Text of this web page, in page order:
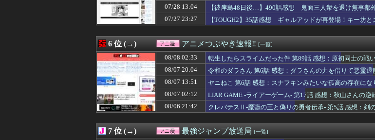
08/08 09:00
【画像】悪いプリキュア「2万でどう？」
08/08 09:00
【ポケモン】ナンジャモってめちゃくちゃヱロくて可愛いよな
【ラブライブ！】【祝】優木せつ菜ちゃん、誕生日【虹ヶ咲】
08/08 08:29
メイドインアビス作者「ちいかわの映画を見てきたよ」
08/08 08:18
【悲報】NARUTOのナルトさん、ヒナタじゃなくてサクラと絶対に結婚
08/08 08:11
【ガンダムＷ】ドラゴンハングってかっこいいようでいて実は全然かっ
08/08 08:09
小説って専門用語や慣用句を使いすぎると一気に読みづらくなるよな
08/08 08:00
【ラブライブ！】【画像】近江彼方(身長158cm・B85・W60・H86)←こ
08/08 07:45
【速報】佐藤二朗さん、突然ツイートｗｗｗｗｗｗｗ
08/08 07:30
【悲報】童貞はなぜか必ず4を選んでしまう画像がこちらｗｗｗｗｗ
08/08 07:30
デスノートの主人公がお前らだった時にありがちなことｗｗｗｗｗ
08/08 07:29
【悲報】集英社、わざわざタフを翻訳し外国に輸出
08/08 07:02
「鬼滅の刃」の煉獄杏寿郎さんって、すぐに退場したのに何で人気ある
08/08 07:02
※ガンダムの世界の上級国民はなぜ地球に執着するのか
07/28 13:04
【彼岸島48日後…】490話感想 鬼面三人衆を退け無事都
07/27 23:27
【TOUGH2】35話感想 ギャルアッドが再登場！キー坊
6 位 (→) アニメつぶやき速報‼︎ [一覧]
08/08 02:33
転生したらスライムだった件 第89話 感想：原初同士の戦
08/07 20:04
令和のダラさん 第6話 感想：ダラさんの力を借りて悪霊
08/07 13:51
ヤニねこ 第6話 感想：スナフキンみたいな孤高の存在にな
08/07 02:12
LIAR GAME -ライアーゲーム- 第17話 感想：秋山さんの逆
08/06 21:42
クレバテスⅡ-魔獣の王と偽りの勇者伝承- 第5話 感想：剣
7 位 (→) 最強ジャンプ放送局 [一覧]